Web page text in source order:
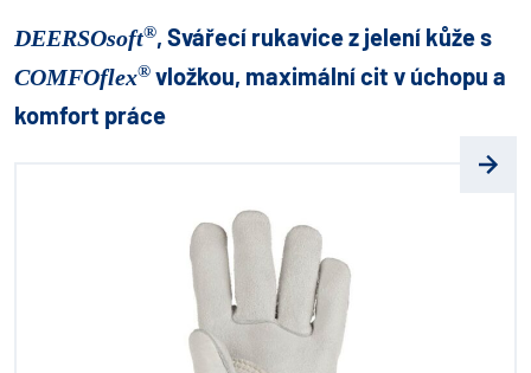
DEERSOsoft®, Svářecí rukavice z jelení kůže s
COMFOflex® vložkou, maximální cit v úchopu a
komfort práce